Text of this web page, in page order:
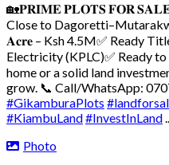
🏡𝐏𝐑𝐈𝐌𝐄 𝐏𝐋𝐎𝐓𝐒 𝐅𝐎𝐑
Close to
𝐀𝐜𝐫𝐞 – Ksh 4.5M✅ Ready
Electricity (KPLC)✅ Ready
home or a solid land
grow. 📞 Call/WhatsApp:
#GikamburaPlots
#KiambuLand#InvestInLand
Photo